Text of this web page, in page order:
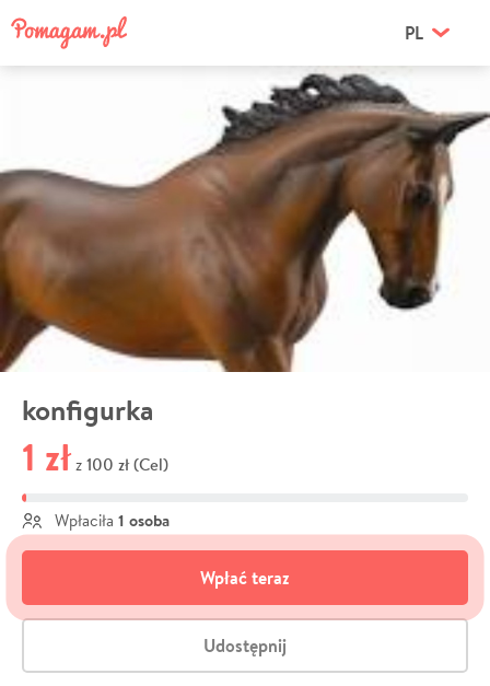
PL
konfigurka
1 zł z 100 zł (Cel)
Wpłaciła 1 osoba
Wpłać teraz
Udostępnij